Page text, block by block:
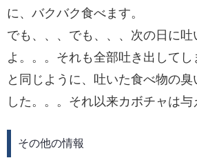
に、バクバク食べます。
でも、、、でも、、、次の日に吐
よ。。。それも全部吐き出してし
と同じように、吐いた食べ物の臭
した。。。それ以来カボチャは与
その他の情報